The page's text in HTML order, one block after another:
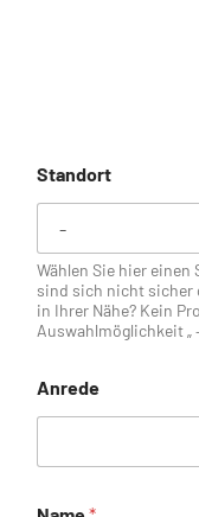
Standort
Wählen Sie hier
sind sich nicht sicher
in Ihrer Nähe? Kein
Auswahlmöglichkeit „
Anrede